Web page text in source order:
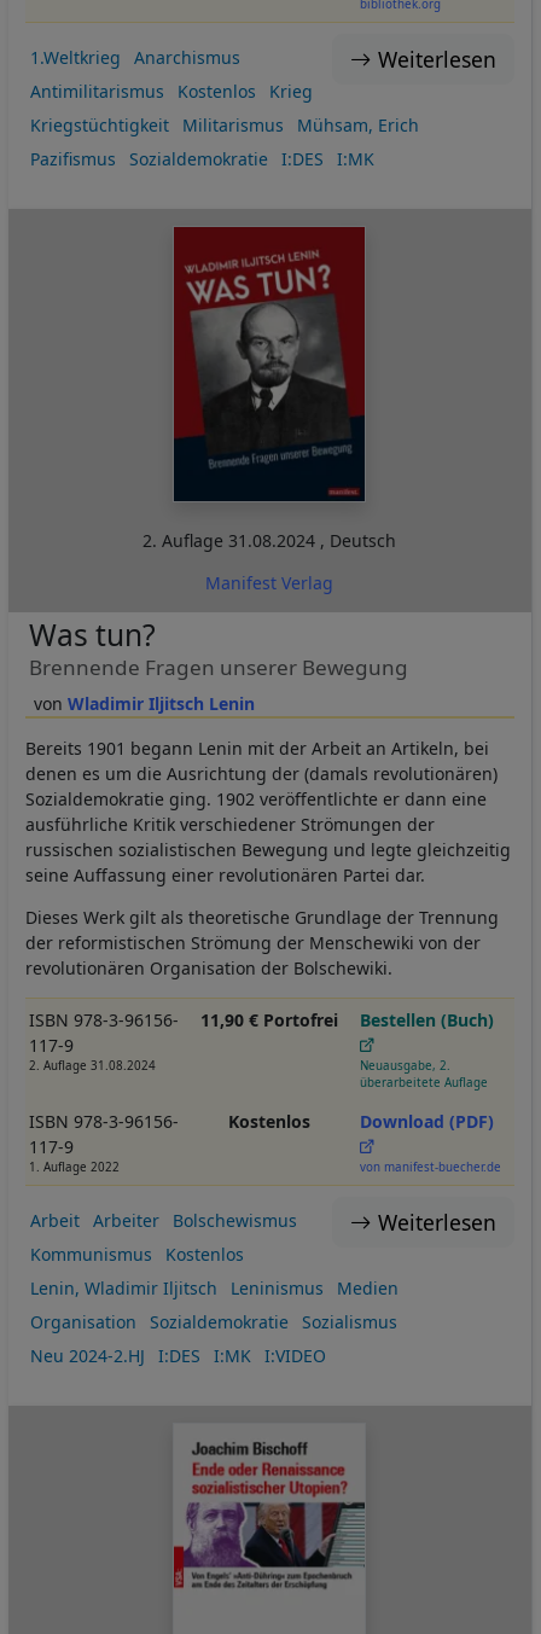
bibliothek.org
Weiterlesen
1.Weltkrieg
Anarchismus
Antimilitarismus
Kostenlos
Krieg
Kriegstüchtigkeit
Militarismus
Mühsam, Erich
Pazifismus
Sozialdemokratie I:DES I:MK
2. Auflage 31.08.2024 , Deutsch
Manifest Verlag
Wladimir Iljitsch Lenin
Was tun?
Brennende Fragen unserer Bewegung
Bereits 1901 begann Lenin mit der Arbeit an Artikeln, bei
denen es um die Ausrichtung der (damals revolutionären)
Sozialdemokratie ging. 1902 veröffentlichte er dann eine
ausführliche Kritik verschiedener Strömungen der
russischen sozialistischen Bewegung und legte gleichzeitig
seine Auffassung einer revolutionären Partei dar.
Dieses Werk gilt als theoretische Grundlage der Trennung
der reformistischen Strömung der Menschewiki von der
revolutionären Organisation der Bolschewiki.
ISBN 978-3-96156-
117-9
2. Auflage 31.08.2024
11,90 € Portofrei Bestellen (Buch)
Neuausgabe, 2.
überarbeitete Auflage
ISBN 978-3-96156-
117-9
1. Auflage 2022
Kostenlos Download (PDF)
von manifest-buecher.de
Weiterlesen
Arbeit Arbeiter
Bolschewismus
Kommunismus
Kostenlos
Lenin, Wladimir Iljitsch
Leninismus
Medien
Organisation
Sozialdemokratie
Sozialismus
Neu 2024-2.HJ
I:DES I:MK I:VIDEO
Cookies